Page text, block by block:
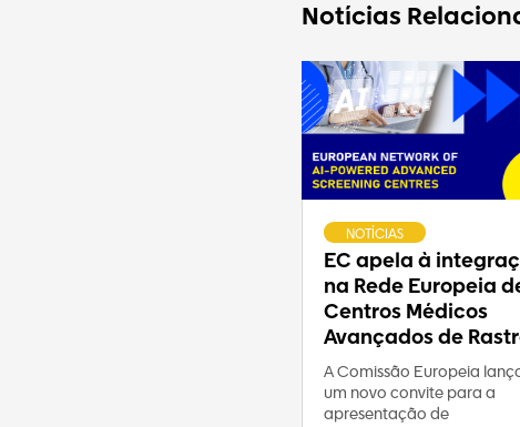
Notícias
EC apela à
na Rede Europeia
Centros Médicos
Avançados de
NOTÍCIAS
A Comissão Europeia
um novo convite para a
apresentação de